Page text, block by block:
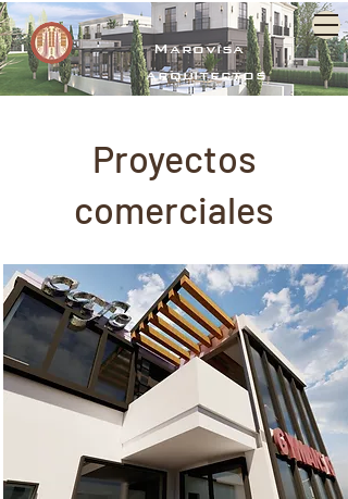
Marovisa
arquitectos
Proyectos
comerciales